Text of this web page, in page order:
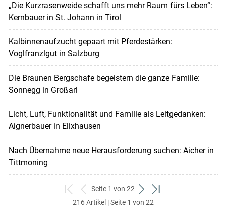
„Die Kurzrasenweide schafft uns mehr Raum fürs Leben“:
Kernbauer in St. Johann in Tirol
Kalbinnenaufzucht gepaart mit Pferdestärken:
Voglfranzlgut in Salzburg
Die Braunen Bergschafe begeistern die ganze Familie:
Sonnegg in Großarl
Licht, Luft, Funktionalität und Familie als Leitgedanken:
Aignerbauer in Elixhausen
Nach Übernahme neue Herausforderung suchen: Aicher in
Tittmoning
zum
ersten
zurück
zum
Seite 1 von 22
weiter
zum
zum
216 Artikel | Seite 1 von 22